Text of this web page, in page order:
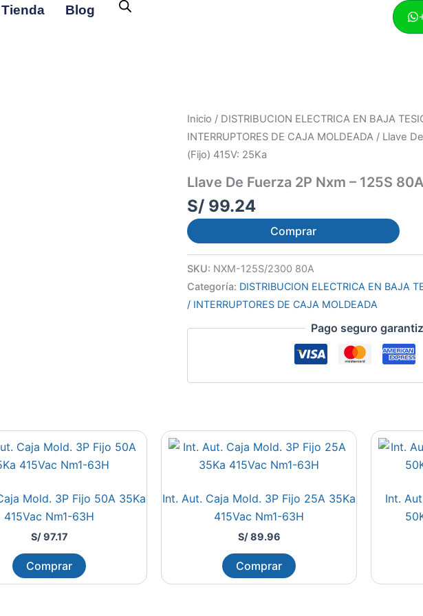
Tienda Blog
Inicio / DISTRIBUCION ELECTRICA EN BAJA
INTERRUPTORES DE CAJA MOLDEADA / Llave
(Fijo) 415V: 25Ka
Llave De Fuerza 2P Nxm – 125S
S/ 99.24
Comprar
SKU: NXM-125S/2300 80A
Categoría: DISTRIBUCION ELECTRICA EN BAJA
/ INTERRUPTORES DE CAJA MOLDEADA
Pago seguro
Mold. 3P Fijo 50A 35Ka
415Vac Nm1-63H
S/97.17
Comprar
Int. Aut. Caja Mold. 3P Fijo 25A 35Ka
415Vac Nm1-63H
S/89.96
Comprar
Int.